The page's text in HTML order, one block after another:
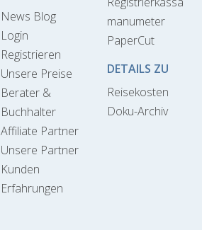
News Blog
Login
Registrieren
Unsere Preise
Berater &
Buchhalter
Affiliate Partner
Unsere Partner
Kunden
Erfahrungen
manumeter
PaperCut
DETAILS ZU
Reisekosten
Doku-Archiv